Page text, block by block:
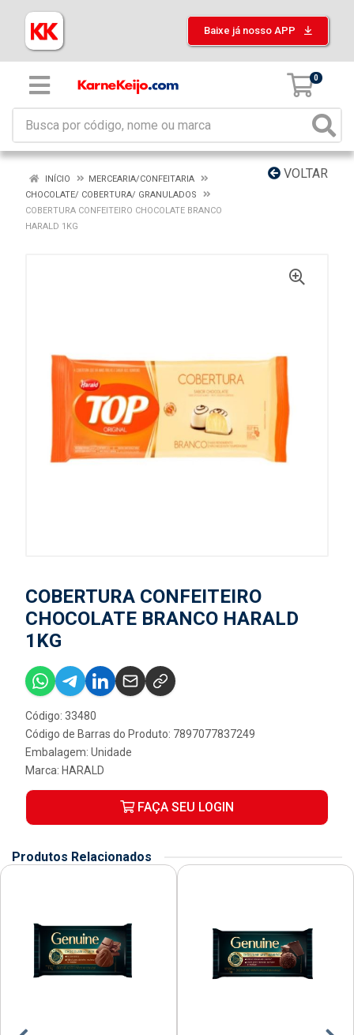
Baixe já nosso APP
0
VOLTAR
INÍCIO
MERCEARIA/CONFEITARIA
CHOCOLATE/ COBERTURA/ GRANULADOS
COBERTURA CONFEITEIRO CHOCOLATE BRANCO
HARALD 1KG
COBERTURA CONFEITEIRO
CHOCOLATE BRANCO HARALD
1KG
Código: 33480
Código de Barras do Produto: 7897077837249
Embalagem: Unidade
Marca: HARALD
FAÇA SEU LOGIN
Produtos Relacionados